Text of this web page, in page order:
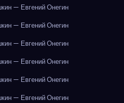
— Евгений Онегин
— Евгений Онегин
— Евгений Онегин
— Евгений Онегин
— Евгений Онегин
— Евгений Онегин